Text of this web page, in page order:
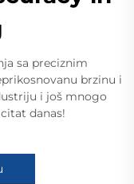
sa preciznim
brzinu i
i još mnogo
danas!